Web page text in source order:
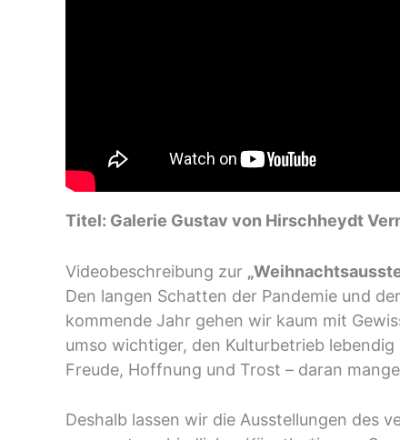
Titel: Galerie Gustav von Hirschheydt
Videobeschreibung zur
Den langen Schatten der Pandemie und
kommende Jahr gehen wir kaum mit
umso wichtiger, den Kulturbetrieb
Freude, Hoffnung und Trost – daran
Deshalb lassen wir die Ausstellungen des